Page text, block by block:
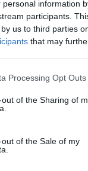
personal information
participants.
us to third parties
that may
Processing Opt Outs
of the Sharing of
of the Sale of my